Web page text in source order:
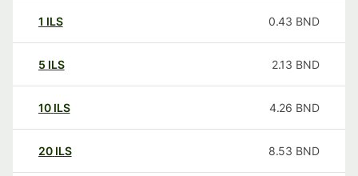
1 ILS 0.43 BND
5 ILS 2.13 BND
10 ILS 4.26 BND
20 ILS 8.53 BND